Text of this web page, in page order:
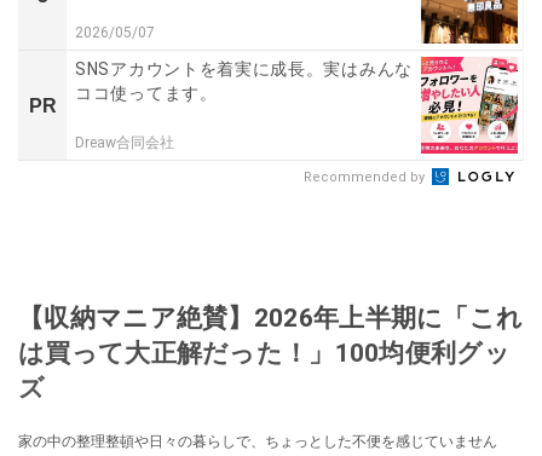
2026/05/07
PR
SNSアカウントを着実に成長。実はみんな
ココ使ってます。
Dreaw合同会社
Recommended by
【収納マニア絶賛】2026年上半期に「これ
は買って大正解だった！」100均便利グッ
ズ
家の中の整理整頓や日々の暮らしで、ちょっとした不便を感じていません